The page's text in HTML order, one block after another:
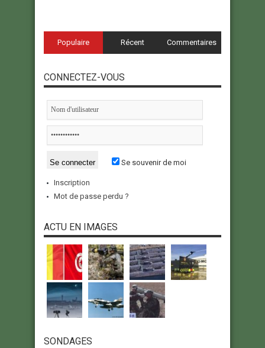
Populaire Récent Commentaires
CONNECTEZ-VOUS
Se souvenir de moi
Inscription
Mot de passe perdu ?
ACTU EN IMAGES
SONDAGES